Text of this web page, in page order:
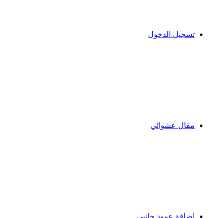
تسجيل الدخول
مقال عشوائي